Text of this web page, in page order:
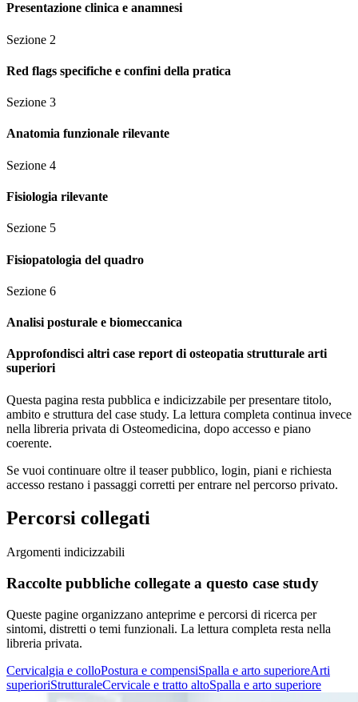
Presentazione clinica e anamnesi
Sezione 2
Red flags specifiche e confini della pratica
Sezione 3
Anatomia funzionale rilevante
Sezione 4
Fisiologia rilevante
Sezione 5
Fisiopatologia del quadro
Sezione 6
Analisi posturale e biomeccanica
Approfondisci altri case report di osteopatia strutturale arti
superiori
Questa pagina resta pubblica e indicizzabile per presentare titolo,
ambito e struttura del case study. La lettura completa continua invece
nella libreria privata di Osteomedicina, dopo accesso e piano
coerente.
Se vuoi continuare oltre il teaser pubblico, login, piani e richiesta
accesso restano i passaggi corretti per entrare nel percorso privato.
Percorsi collegati
Argomenti indicizzabili
Raccolte pubbliche collegate a questo case study
Queste pagine organizzano anteprime e percorsi di ricerca per
sintomi, distretti o temi funzionali. La lettura completa resta nella
libreria privata.
Cervicalgia e colloPostura e compensiSpalla e arto superioreArti
superioriStrutturaleCervicale e tratto altoSpalla e arto superiore